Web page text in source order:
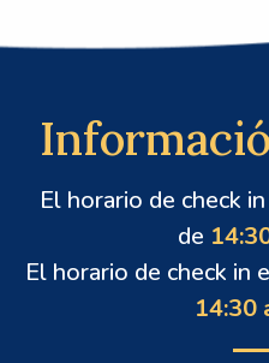
El horario de check
de
El horario de check in
14:30